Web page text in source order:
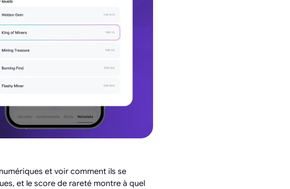
et voir comment ils se
et le score de rareté montre à quel